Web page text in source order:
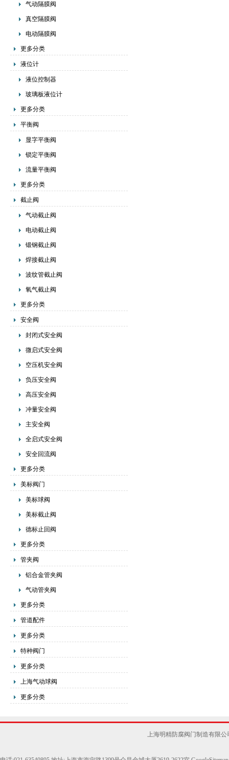
气动隔膜阀
真空隔膜阀
电动隔膜阀
更多分类
液位计
液位控制器
玻璃板液位计
更多分类
平衡阀
显字平衡阀
锁定平衡阀
流量平衡阀
更多分类
截止阀
气动截止阀
电动截止阀
锻钢截止阀
焊接截止阀
波纹管截止阀
氧气截止阀
更多分类
安全阀
封闭式安全阀
微启式安全阀
空压机安全阀
负压安全阀
高压安全阀
冲量安全阀
主安全阀
全启式安全阀
安全回流阀
更多分类
美标阀门
美标球阀
美标截止阀
德标止回阀
更多分类
管夹阀
铝合金管夹阀
气动管夹阀
更多分类
管道配件
更多分类
特种阀门
更多分类
上海气动球阀
更多分类
上海明精防腐阀门制造有限